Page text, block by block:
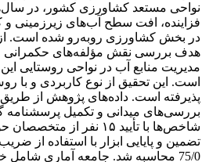
نواحی مستعد کشاورزی کشور، در
فزاینده، افت سطح آب‌های
در بخش کشاورزی روبه‌رو شده است.
هدف بررسی نقش مؤلفه‌های حکمرانی
مدیریت منابع آب در نواحی روستایی
است. این تحقیق از نوع کاربردی و با
پذیرفته است. داده‌های پژوهش از طریق
بررسی‌های میدانی و تکمیل پرسشنامه
شاخص‌ها با تأیید ۱۵ نفر
تضمین و پایایی ابزار با استفاده از ضریب